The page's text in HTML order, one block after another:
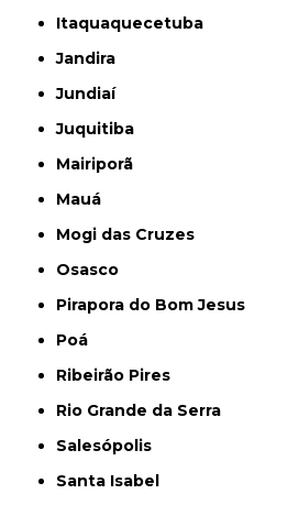
Itaquaquecetuba
Jandira
Jundiaí
Juquitiba
Mairiporã
Mauá
Mogi das Cruzes
Osasco
Pirapora do Bom Jesus
Poá
Ribeirão Pires
Rio Grande da Serra
Salesópolis
Santa Isabel